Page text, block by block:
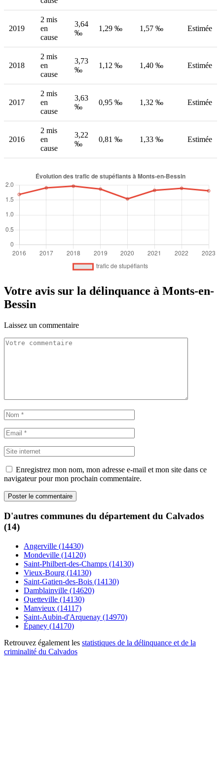
2019
2 mis
en
cause
3,64
‰
1,29 ‰ 1,57 ‰ Estimée
2018
2 mis
en
cause
3,73
‰
1,12 ‰ 1,40 ‰ Estimée
2017
2 mis
en
cause
3,63
‰
0,95 ‰ 1,32 ‰ Estimée
2016
2 mis
en
cause
3,22
‰
0,81 ‰ 1,33 ‰ Estimée
Votre avis sur la délinquance à Monts-en-
Bessin
Laissez un commentaire
Enregistrez mon nom, mon adresse e-mail et mon site dans ce
navigateur pour mon prochain commentaire.
D'autres communes du département du Calvados
(14)
Angerville (14430)
Mondeville (14120)
Saint-Philbert-des-Champs (14130)
Vieux-Bourg (14130)
Saint-Gatien-des-Bois (14130)
Damblainville (14620)
Quetteville (14130)
Manvieux (14117)
Saint-Aubin-d'Arquenay (14970)
Épaney (14170)
Retrouvez également les statistiques de la délinquance et de la
criminalité du Calvados